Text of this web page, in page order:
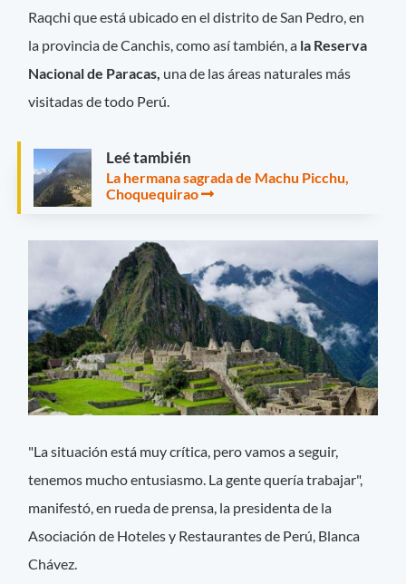
Raqchi que está ubicado en el distrito de San Pedro, en
la provincia de Canchis, como así también, a la Reserva
Nacional de Paracas, una de las áreas naturales más
visitadas de todo Perú.
Leé también
La hermana sagrada de Machu Picchu,
Choquequirao
"La situación está muy crítica, pero vamos a seguir,
tenemos mucho entusiasmo. La gente quería trabajar",
manifestó, en rueda de prensa, la presidenta de la
Asociación de Hoteles y Restaurantes de Perú, Blanca
Chávez.